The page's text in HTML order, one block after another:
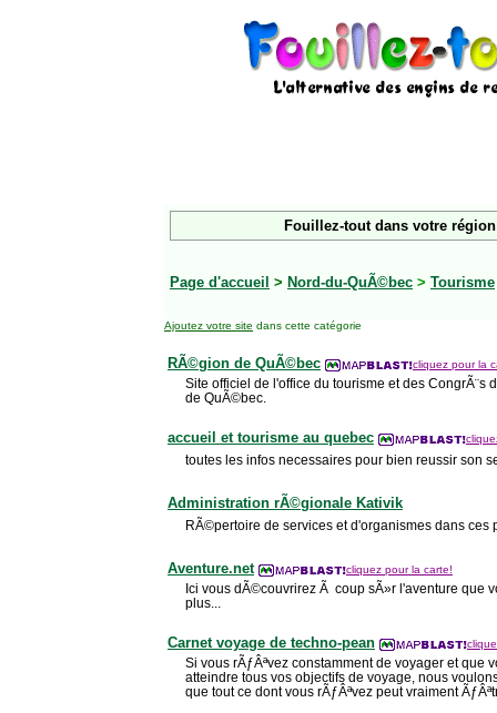
Fouillez-tout dans votre
Page d'accueil > Nord-du-QuÃ©bec > Tourisme
Ajoutez votre site dans cette catégorie
RÃ©gion de QuÃ©bec cliquez pour la
Site officiel de l'office du tourisme et des CongrÃ¨s
de QuÃ©bec.
accueil et tourisme au quebec
toutes les infos necessaires pour bien reussir son
Administration rÃ©gionale Kativik
RÃ©pertoire de services et d'organismes dans ces
Aventure.net cliquez pour la carte!
Ici vous dÃ©couvrirez Ã coup sÃ»r l'aventure que
plus...
Carnet voyage de techno-pean
Si vous rÃƒÂªvez constamment de voyager et que
atteindre tous vos objectifs de voyage, nous
que tout ce dont vous rÃƒÂªvez peut vraiment